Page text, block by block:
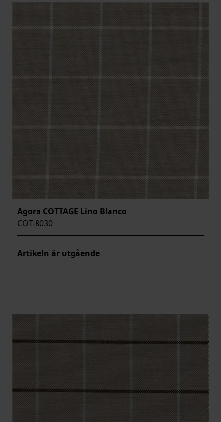
Agora COTTAGE Lino Blanco
COT-8030
Artikeln är utgående